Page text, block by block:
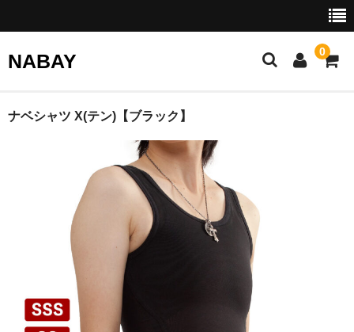
NABAY 0
ホームページ
ショッピングガイド
サイズ交換サービスについて
よくある質問
お問い合わせ
ナベシャツ X(テン)【ブラック】